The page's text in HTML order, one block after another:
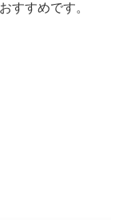
すすめです。